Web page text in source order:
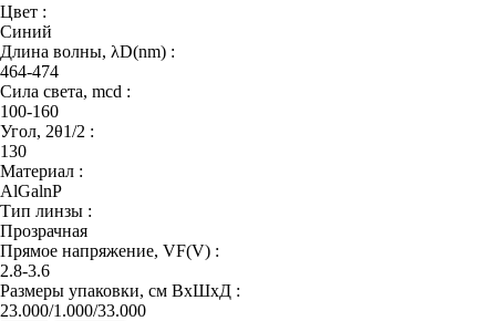
Цвет :
Синий
Длина волны, λD(nm) :
464-474
Сила света, mcd :
100-160
Угол, 2θ1/2 :
130
Материал :
AlGalnP
Тип линзы :
Прозрачная
Прямое напряжение, VF(V) :
2.8-3.6
Размеры упаковки, см ВхШхД :
23.000/1.000/33.000